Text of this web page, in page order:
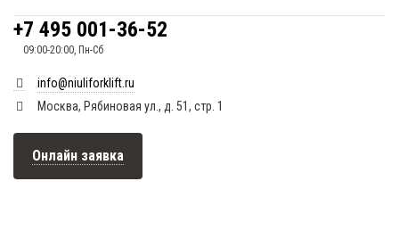
+7 495 001-36-52
09:00-20:00, Пн-Сб
info@niuliforklift.ru
Москва, Рябиновая ул., д. 51, стр. 1
Онлайн заявка